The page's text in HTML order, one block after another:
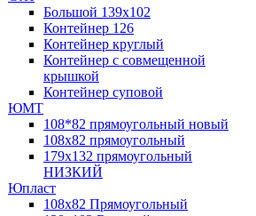
Большой 139х102
Контейнер 126
Контейнер круглый
Контейнер с совмещенной
крышкой
Контейнер суповой
ЮМТ
108*82 прямоугольный новый
108х82 прямоугольный
179х132 прямоугольный
НИЗКИЙ
Юпласт
108х82 Прямоугольный